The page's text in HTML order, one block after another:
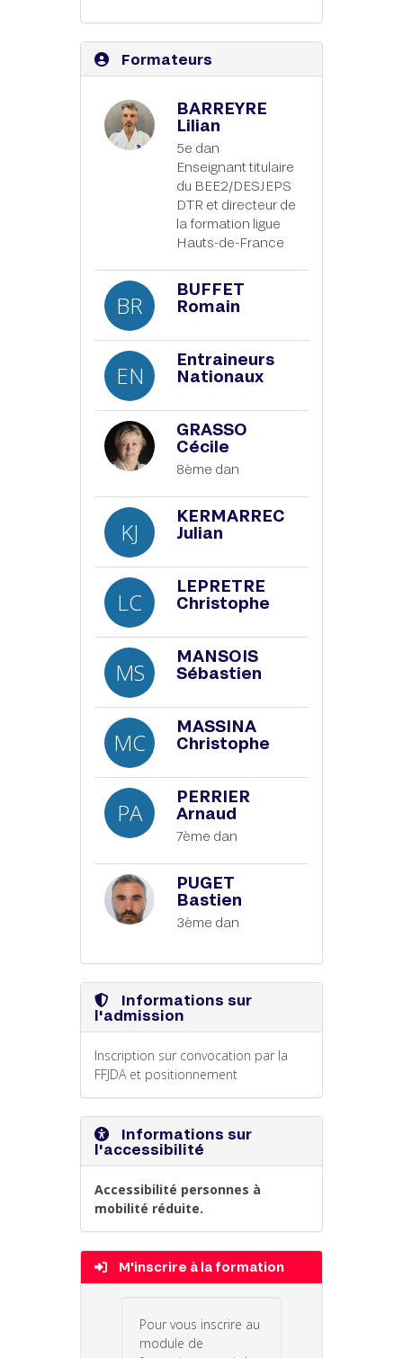
Formateurs
BARREYRE
Lilian
5e dan
Enseignant titulaire
du BEE2/DESJEPS
DTR et directeur de
la formation ligue
Hauts-de-France
BR
BUFFET
Romain
EN
Entraineurs
Nationaux
GRASSO
Cécile
8ème dan
KJ
KERMARREC
Julian
LC
LEPRETRE
Christophe
MS
MANSOIS
Sébastien
MC
MASSINA
Christophe
PA
PERRIER
Arnaud
7ème dan
PUGET
Bastien
3ème dan
Informations sur
l'admission
Inscription sur convocation par la
FFJDA et positionnement
Informations sur
l'accessibilité
Accessibilité personnes à
mobilité réduite.
M'inscrire à la formation
Pour vous inscrire au
module de